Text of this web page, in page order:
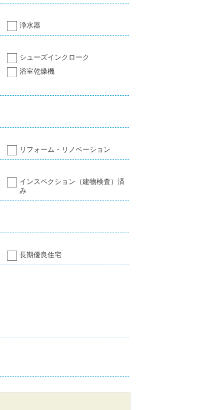
浄水器
シューズインクローク
浴室乾燥機
リフォーム・リノベーション
インスペクション（建物検査）済
み
長期優良住宅